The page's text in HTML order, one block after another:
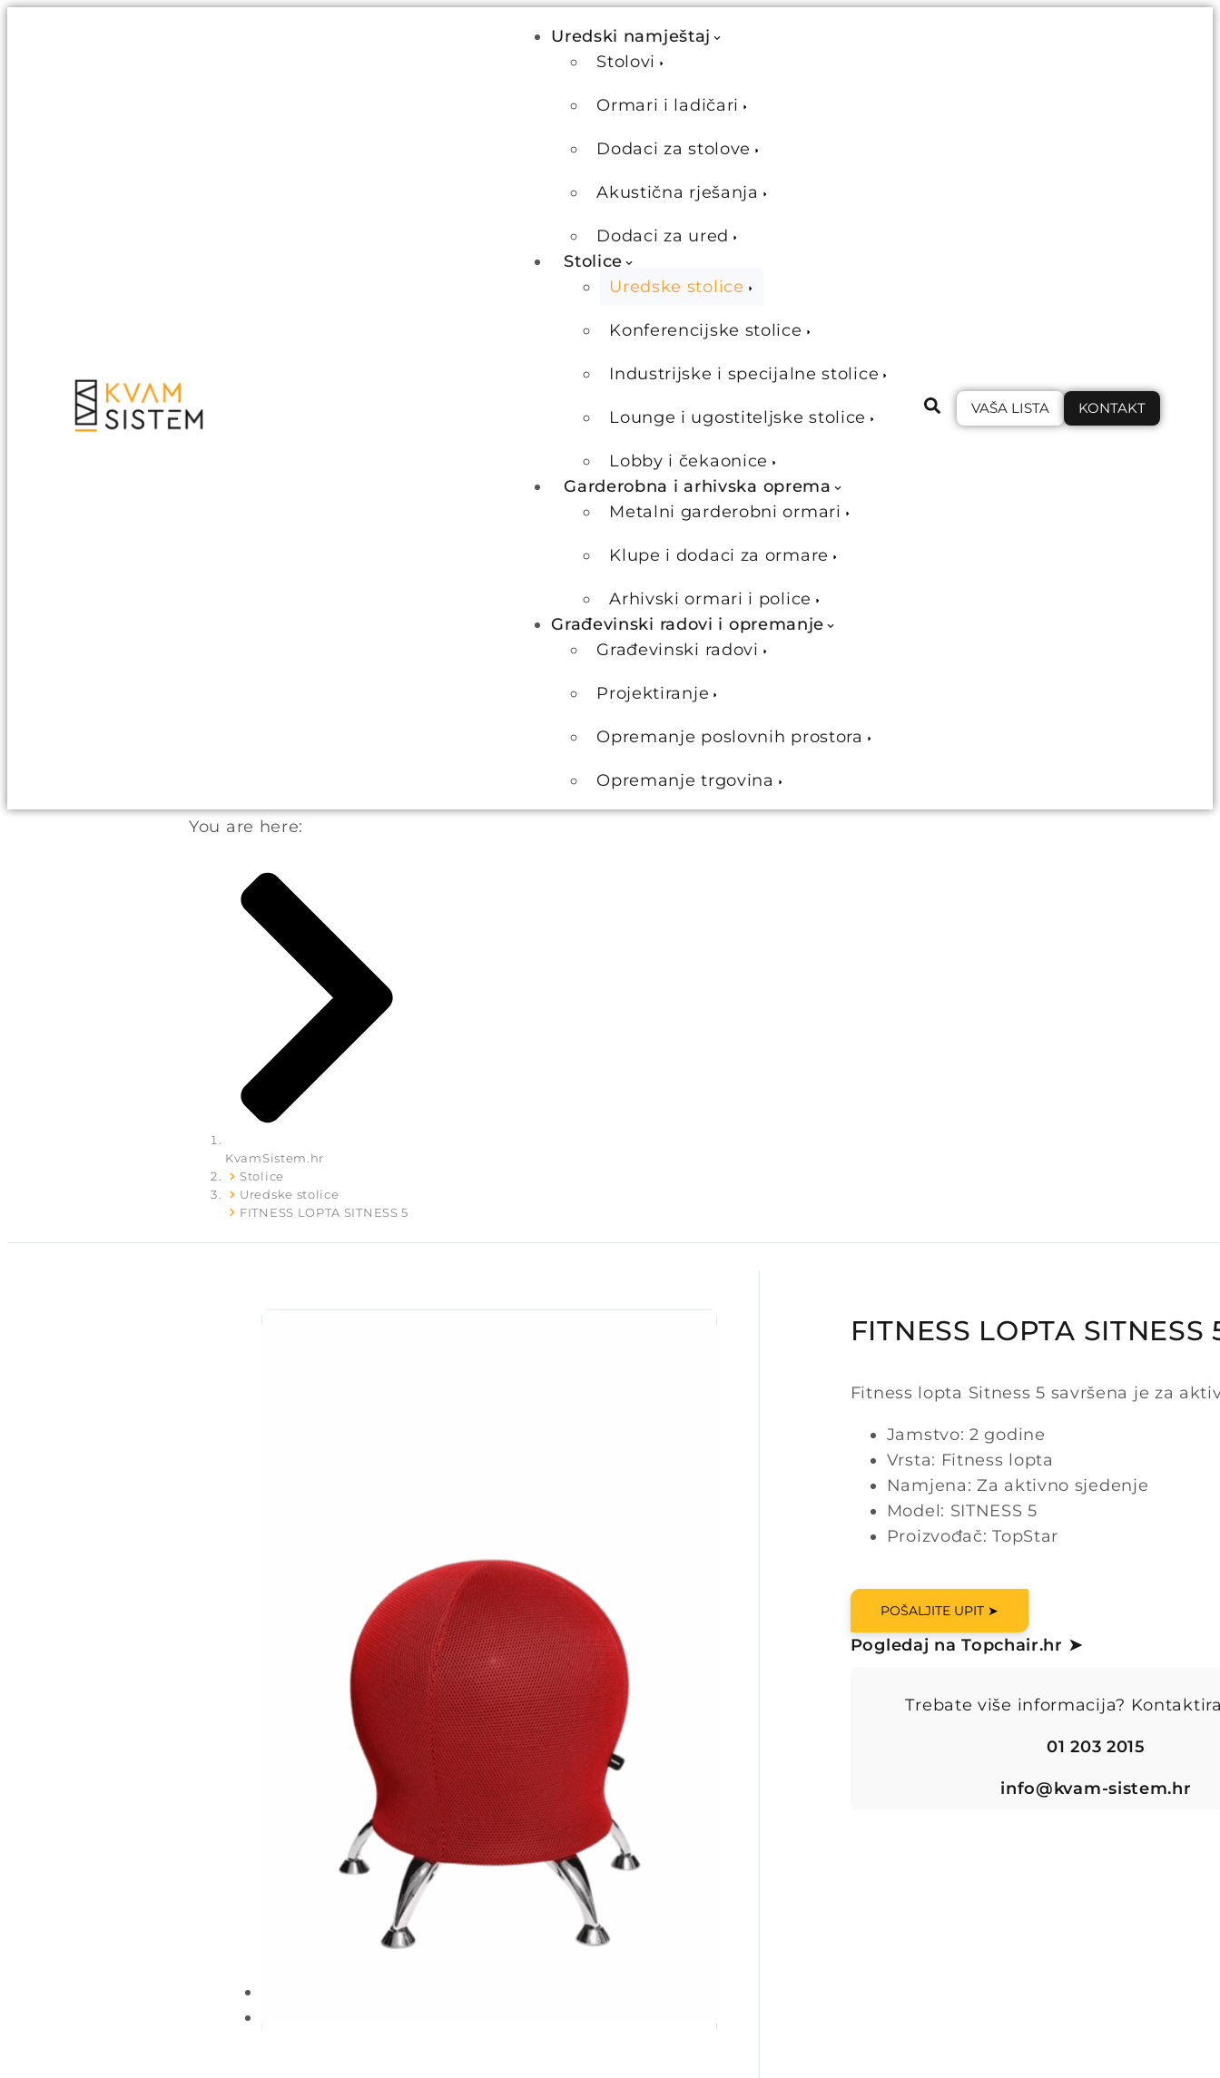
Uredski namještaj
Stolovi
Ormari i ladičari
Dodaci za stolove
Akustična rješanja
Dodaci za ured
Stolice
Uredske stolice
Konferencijske stolice
Industrijske i specijalne stolice
Lounge i ugostiteljske stolice
Lobby i čekaonice
Garderobna i arhivska oprema
Metalni garderobni ormari
Klupe i dodaci za ormare
Arhivski ormari i police
Građevinski radovi i opremanje
Građevinski radovi
Projektiranje
Opremanje poslovnih prostora
Opremanje trgovina
VAŠA LISTA KONTAKT
You are here:
KvamSistem.hr
Stolice
Uredske stolice
FITNESS LOPTA SITNESS 5
FITNESS LOPTA SITNESS
Fitness lopta Sitness 5 savršena je za
Jamstvo: 2 godine
Vrsta: Fitness lopta
Namjena: Za aktivno sjedenje
Model: SITNESS 5
Proizvođač: TopStar
POŠALJITE UPIT ➤
Pogledaj na Topchair.hr ➤
Trebate više informacija?
01 203 2015
info@kvam-sistem.hr